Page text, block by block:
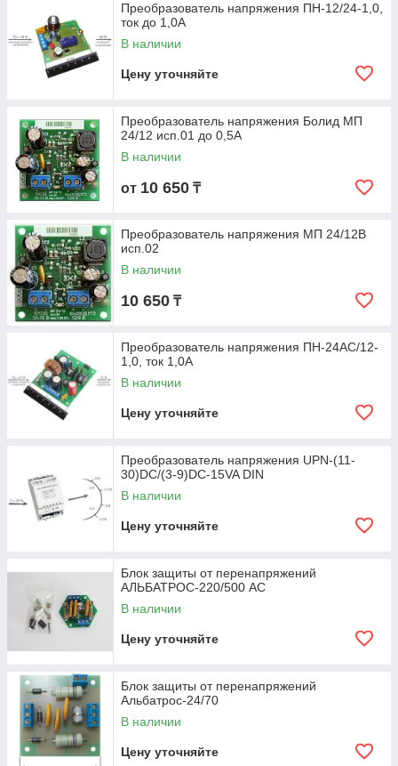
Преобразователь напряжения ПН-12/24-1,0,
ток до 1,0А
В наличии
Цену уточняйте
Преобразователь напряжения Болид МП
24/12 исп.01 до 0,5А
В наличии
от 10 650 ₸
Преобразователь напряжения МП 24/12В
исп.02
В наличии
10 650 ₸
Преобразователь напряжения ПН-24АС/12-
1,0, ток 1,0А
В наличии
Цену уточняйте
Преобразователь напряжения UPN-(11-
30)DC/(3-9)DC-15VA DIN
В наличии
Цену уточняйте
Блок защиты от перенапряжений
АЛЬБАТРОС-220/500 AC
В наличии
Цену уточняйте
Блок защиты от перенапряжений
Альбатрос-24/70
В наличии
Цену уточняйте